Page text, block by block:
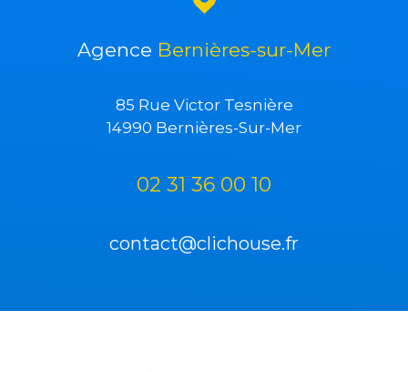
Agence Bernières-sur-Mer
85 Rue Victor Tesnière
14990 Bernières-Sur-Mer
02 31 36 00 10
contact@clichouse.fr